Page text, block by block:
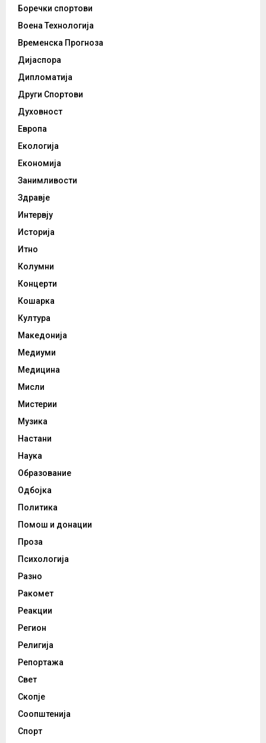
Боречки спортови
Воена Технологија
Временска Прогноза
Дијаспора
Дипломатија
Други Спортови
Духовност
Европа
Екологија
Економија
Занимливости
Здравје
Интервју
Историја
Итно
Колумни
Концерти
Кошарка
Култура
Македонија
Медиуми
Медицина
Мисли
Мистерии
Музика
Настани
Наука
Образование
Одбојка
Политика
Помош и донации
Проза
Психологија
Разно
Ракомет
Реакции
Регион
Религија
Репортажа
Свет
Скопје
Соопштенија
Спорт